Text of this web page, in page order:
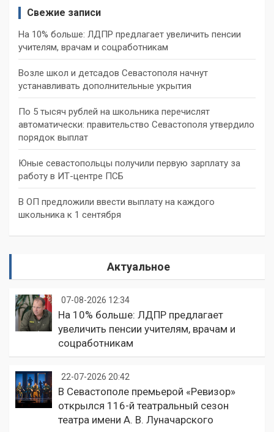
Свежие записи
На 10% больше: ЛДПР предлагает увеличить пенсии
учителям, врачам и соцработникам
Возле школ и детсадов Севастополя начнут
устанавливать дополнительные укрытия
По 5 тысяч рублей на школьника перечислят
автоматически: правительство Севастополя утвердило
порядок выплат
Юные севастопольцы получили первую зарплату за
работу в ИТ-центре ПСБ
В ОП предложили ввести выплату на каждого
школьника к 1 сентября
Актуальное
07-08-2026 12:34
На 10% больше: ЛДПР предлагает
увеличить пенсии учителям, врачам и
соцработникам
22-07-2026 20:42
В Севастополе премьерой «Ревизор»
открылся 116-й театральный сезон
театра имени А. В. Луначарского